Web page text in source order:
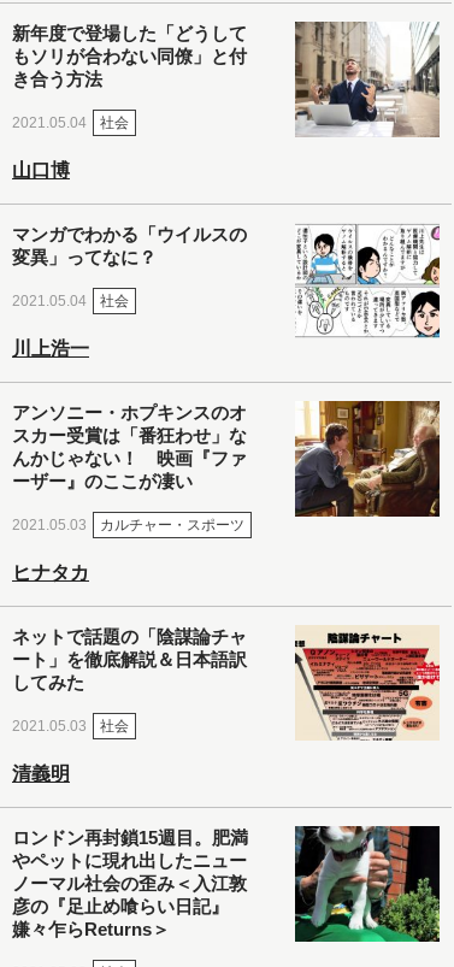
新年度で登場した「どうして
もソリが合わない同僚」と付
き合う方法
2021.05.04 社会
山口博
マンガでわかる「ウイルスの
変異」ってなに？
2021.05.04 社会
川上浩一
アンソニー・ホプキンスのオ
スカー受賞は「番狂わせ」な
んかじゃない！ 映画『ファ
ーザー』のここが凄い
2021.05.03 カルチャー・スポーツ
ヒナタカ
ネットで話題の「陰謀論チャ
ート」を徹底解説＆日本語訳
してみた
2021.05.03 社会
清義明
ロンドン再封鎖15週目。肥満
やペットに現れ出したニュー
ノーマル社会の歪み＜入江敦
彦の『足止め喰らい日記』
嫌々乍らReturns＞